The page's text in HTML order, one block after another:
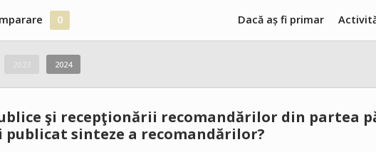
0 Dacă aș fi primar
2024
şi recepţionării recomandărilor din partea
sinteze a recomandărilor?